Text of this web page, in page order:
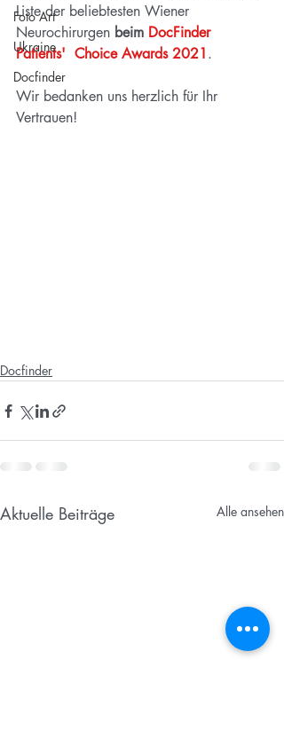
Foto Art
Ukraine
Docfinder
Liste der beliebtesten Wiener
Neurochirurgen beim DocFinder
Patients'  Choice Awards 2021.
Wir bedanken uns herzlich für Ihr
Vertrauen!
Docfinder
Aktuelle Beiträge Alle ansehen